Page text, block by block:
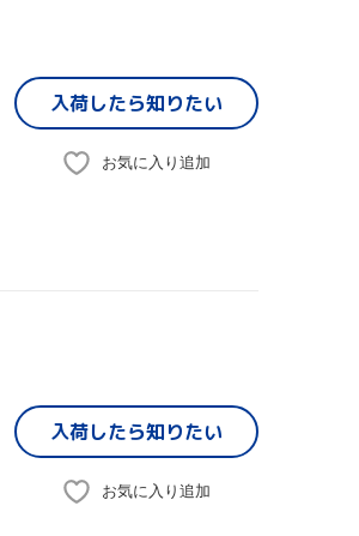
入荷したら知りたい
お気に入り追加
入荷したら知りたい
お気に入り追加